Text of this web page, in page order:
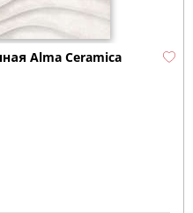
Alma Ceramica